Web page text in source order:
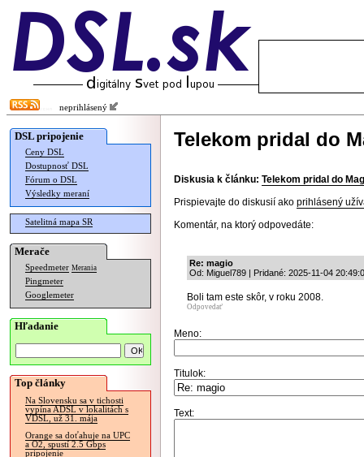
neprihlásený
DSL pripojenie
Ceny DSL
Dostupnosť DSL
Fórum o DSL
Výsledky meraní
Satelitná mapa SR
Merače
Speedmeter Merania
Pingmeter
Googlemeter
Hľadanie
Top články
Na Slovensku sa v tichosti
vypína ADSL v lokalitách s
VDSL, už 31. mája
Orange sa doťahuje na UPC
a O2, spustí 2.5 Gbps
pripojenie
Telekom pridal do
Diskusia k článku: Telekom pridal do
Prispievajte do diskusií ako prihlásený
Komentár, na ktorý odpovedáte:
Re: magio
Od: Miguel789 | Pridané: 2025-11-04
Boli tam este skôr, v roku 2008.
Odpovedať
Meno:
Titulok:
Text: